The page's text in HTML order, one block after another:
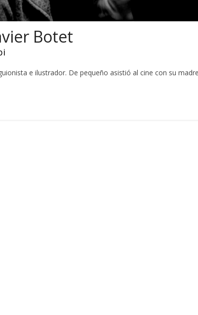
Botet
e ilustrador. De pequeño asistió al cine con su